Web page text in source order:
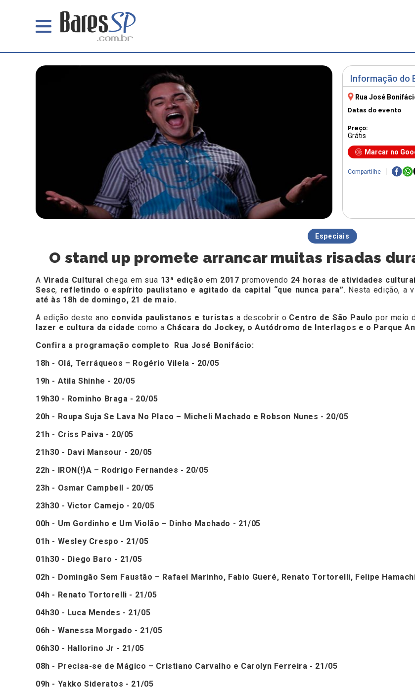
Informação do
Rua José
Datas do evento
Preço:
Grátis
Marcar no
Compartilhe
Especiais
O stand up promete arrancar muitas risadas
A Virada Cultural chega em sua 13ª edição em 2017 promovendo 24 horas de atividades
Sesc, refletindo o espírito paulistano e agitado da capital “que nunca para”. Nesta edição, a
até às 18h de domingo, 21 de maio.
A edição deste ano convida paulistanos e turistas a descobrir o Centro de São Paulo por meio
lazer e cultura da cidade como a Chácara do Jockey, o Autódromo de Interlagos e o Parque
Confira a programação completo Rua José Bonifácio:
18h - Olá, Terráqueos – Rogério Vilela - 20/05
19h - Atila Shinhe - 20/05
19h30 - Rominho Braga - 20/05
20h - Roupa Suja Se Lava No Placo – Micheli Machado e Robson Nunes - 20/05
21h - Criss Paiva - 20/05
21h30 - Davi Mansour - 20/05
22h - IRON(!)A – Rodrigo Fernandes - 20/05
23h - Osmar Campbell - 20/05
23h30 - Victor Camejo - 20/05
00h - Um Gordinho e Um Violão – Dinho Machado - 21/05
01h - Wesley Crespo - 21/05
01h30 - Diego Baro - 21/05
02h - Domingão Sem Faustão – Rafael Marinho, Fabio Gueré, Renato Tortorelli, Felipe
04h - Renato Tortorelli - 21/05
04h30 - Luca Mendes - 21/05
06h - Wanessa Morgado - 21/05
06h30 - Hallorino Jr - 21/05
08h - Precisa-se de Mágico – Cristiano Carvalho e Carolyn Ferreira - 21/05
09h - Yakko Sideratos - 21/05